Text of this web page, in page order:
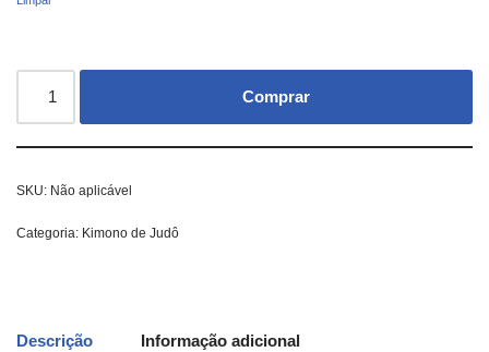
Comprar
SKU: Não aplicável
Categoria: Kimono de Judô
Descrição Informação adicional